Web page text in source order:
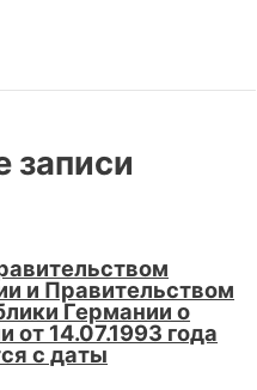
записи
и Правительством
Германии о
14.07.1993 года
с даты